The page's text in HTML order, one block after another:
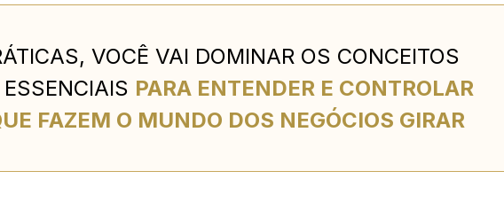
VOCÊ VAI DOMINAR OS CONCEITOS
PARA ENTENDER E CONTROLAR
FAZEM O MUNDO DOS NEGÓCIOS GIRAR